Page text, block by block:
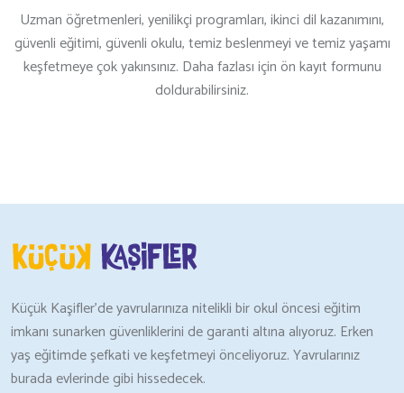
Uzman öğretmenleri, yenilikçi programları, ikinci dil kazanımını,
güvenli eğitimi, güvenli okulu, temiz beslenmeyi ve temiz yaşamı
keşfetmeye çok yakınsınız. Daha fazlası için ön kayıt formunu
doldurabilirsiniz.
Küçük Kaşifler’de yavrularınıza nitelikli bir okul öncesi eğitim
imkanı sunarken güvenliklerini de garanti altına alıyoruz. Erken
yaş eğitimde şefkati ve keşfetmeyi önceliyoruz. Yavrularınız
burada evlerinde gibi hissedecek.